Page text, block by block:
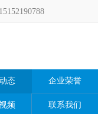
15152190788
态 企业荣誉
频 联系我们